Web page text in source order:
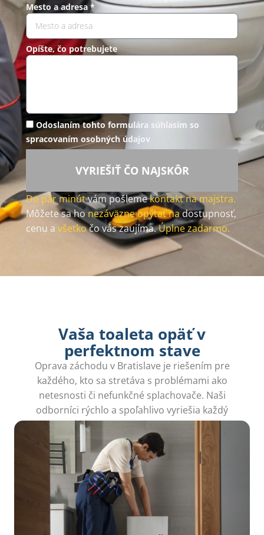
Mesto a adresa *
Opíšte, čo potrebujete
Odoslaním tohto formulára súhlasím so
spracovaním osobných údajov
VYRIEŠIŤ ČO NAJSKÔR
Do pár minútvám pošlemekontakt na majstra.
Môžete sa ho nezáväzne opýtať nadostupnosť,
cenu a všetkočo vás zaujíma.Úplne zadarmo.
Vaša toaleta opäť v
perfektnom stave
Oprava záchodu v Bratislave je riešením pre
každého, kto sa stretáva s problémami ako
netesnosti či nefunkčné splachovače. Naši
odborníci rýchlo a spoľahlivo vyriešia každý
problém, aby ste mali opäť pokoj.